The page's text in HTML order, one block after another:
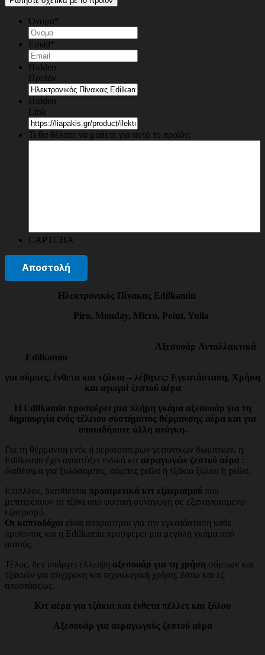
Όνομα*
Email*
Hidden
Προϊόν
Hidden
Link
Τι θα θέλατε να μάθετε για αυτό το προϊόν;
CAPTCHA
Ηλεκτρονικός Πίνακας Edilkamin
Piro, Monday, Micro, Point, Yulia
Αξεσουάρ Ανταλλακτικά
Edilkamin
για σόμπες, ένθετα και τζάκια – λέβητες: Εγκατάσταση, Χρήση
και αγωγοί ζεστού αέρα
Η Edilkamin προσφέρει μια πλήρη γκάμα αξεσουάρ για τη
δημιουργία ενός τέλειου συστήματος θέρμανσης αέρα και για
οποιαδήποτε άλλη ανάγκη.
Για τη θέρμανση ενός ή περισσότερων γειτονικών δωματίων, η
Edilkamin έχει αναπτύξει ειδικά κιτ αεραγωγών ζεστού αέρα :
διαθέσιμα για ξυλόσομπες, σόμπες pellet ή τζάκια ξύλου ή pellet.
Επιπλέον, διατίθενται προαιρετικά κιτ εξαερισμού που
μετατρέπουν το τζάκι από φυσική συναγωγή σε εξαναγκασμένο
εξαερισμό.
Οι καπνοδόχοι είναι απαραίτητοι για την εγκατάσταση κάθε
προϊόντος και η Edilkamin προσφέρει μια μεγάλη γκάμα από
αυτούς.
Τέλος, δεν υπάρχει έλλειψη αξεσουάρ για τη χρήση σόμπων και
τζακιών για σύγχρονη και τεχνολογική χρήση, έστω και εξ
αποστάσεως.
Κιτ αέρα για τζάκια και ένθετα πέλλετ και ξύλου
Αξεσουάρ για αεραγωγούς ζεστού αέρα